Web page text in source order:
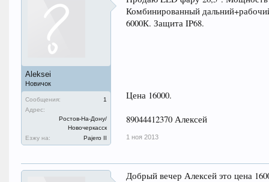
Aleksei
Новичок
Сообщения:
1
Адрес:
Ростов-На-Дону/
Новочеркасск
Езжу на:
Pajero II
Комбинированный
6000К. Защита IP68.
Цена 16000.
89044412370 Алексей
1 ноя 2013
Добрый вечер Алексей это цена